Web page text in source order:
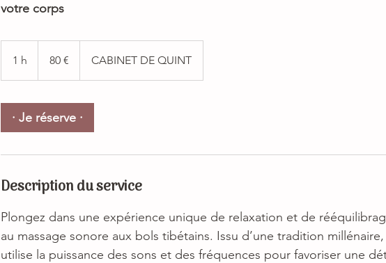
votre corps
1 h 80 € CABINET DE QUINT
· Je réserve ·
Description du service
Plongez dans une expérience unique de relaxation et de
au massage sonore aux bols tibétains. Issu d’une tradition
utilise la puissance des sons et des fréquences pour favoriser une